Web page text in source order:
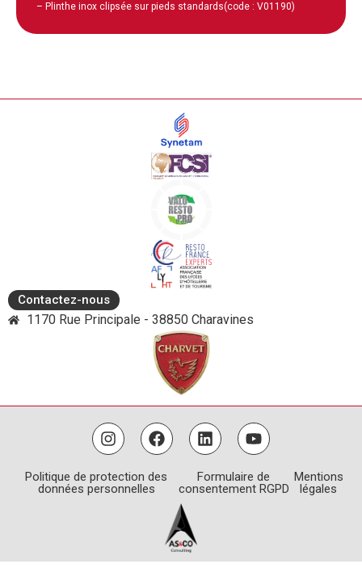
– Plinthe inox clipsée sur pieds standards(code : V01190)
Contactez-nous
1170 Rue Principale - 38850 Charavines
Politique de protection des
données personnelles
Formulaire de
consentement RGPD
Mentions
légales